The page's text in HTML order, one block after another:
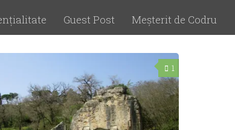
Guest Post Meşterit de Codru
URBISAGLIA
1